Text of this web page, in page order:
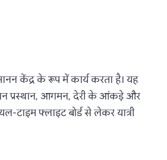
केंद्र के रूप में कार्य करता है। यह
प्रस्थान, आगमन, देरी के आंकड़े और
टाइम फ्लाइट बोर्ड से लेकर यात्री